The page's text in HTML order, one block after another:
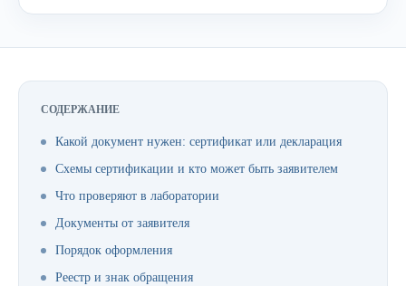
СОДЕРЖАНИЕ
Какой документ нужен: сертификат или декларация
Схемы сертификации и кто может быть заявителем
Что проверяют в лаборатории
Документы от заявителя
Порядок оформления
Реестр и знак обращения